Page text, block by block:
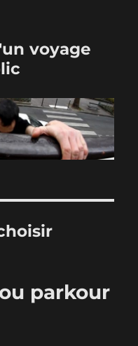
voyage
parkour